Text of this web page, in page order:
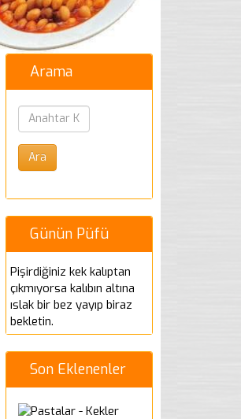
Arama
Günün Püfü
Pişirdiğiniz kek kalıptan
çıkmıyorsa kalıbın altına
ıslak bir bez yayıp biraz
bekletin.
Son Eklenenler